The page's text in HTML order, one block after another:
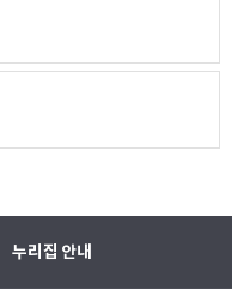
누리집 안내